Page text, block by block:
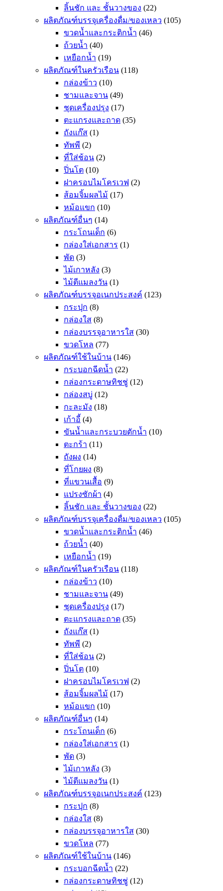
ลิ้นชัก และ ชั้นวางของ (22)
ผลิตภัณฑ์บรรจุเครื่องดื่ม/ของเหลว (105)
ขวดน้ำและกระติกน้ำ (46)
ถ้วยน้ำ (40)
เหยือกน้ำ (19)
ผลิตภัณฑ์ในครัวเรือน (118)
กล่องข้าว (10)
ชามและจาน (49)
ชุดเครื่องปรุง (17)
ตะแกรงและถาด (35)
ถังแก๊ส (1)
ทัพพี (2)
ที่ใส่ช้อน (2)
ปิ่นโต (10)
ฝาครอบไมโครเวฟ (2)
ส้อมจิ้มผลไม้ (17)
หม้อแขก (10)
ผลิตภัณฑ์อื่นๆ (14)
กระโถนเด็ก (6)
กล่องใส่เอกสาร (1)
พัด (3)
ไม้เกาหลัง (3)
ไม้ตีแมลงวัน (1)
ผลิตภัณฑ์บรรจุอเนกประสงค์ (123)
กระปุก (8)
กล่องใส (8)
กล่องบรรจุอาหารใส (30)
ขวดโหล (77)
ผลิตภัณฑ์ใช้ในบ้าน (146)
กระบอกฉีดน้ำ (22)
กล่องกระดาษทิชชู่ (12)
กล่องสบู่ (12)
กะละมัง (18)
เก้าอี้ (4)
ขันน้ำและกระบวยตักน้ำ (10)
ตะกร้า (11)
ถังผง (14)
ที่โกยผง (8)
ที่แขวนเสื้อ (9)
แปรงซักผ้า (4)
ลิ้นชัก และ ชั้นวางของ (22)
ผลิตภัณฑ์บรรจุเครื่องดื่ม/ของเหลว (105)
ขวดน้ำและกระติกน้ำ (46)
ถ้วยน้ำ (40)
เหยือกน้ำ (19)
ผลิตภัณฑ์ในครัวเรือน (118)
กล่องข้าว (10)
ชามและจาน (49)
ชุดเครื่องปรุง (17)
ตะแกรงและถาด (35)
ถังแก๊ส (1)
ทัพพี (2)
ที่ใส่ช้อน (2)
ปิ่นโต (10)
ฝาครอบไมโครเวฟ (2)
ส้อมจิ้มผลไม้ (17)
หม้อแขก (10)
ผลิตภัณฑ์อื่นๆ (14)
กระโถนเด็ก (6)
กล่องใส่เอกสาร (1)
พัด (3)
ไม้เกาหลัง (3)
ไม้ตีแมลงวัน (1)
ผลิตภัณฑ์บรรจุอเนกประสงค์ (123)
กระปุก (8)
กล่องใส (8)
กล่องบรรจุอาหารใส (30)
ขวดโหล (77)
ผลิตภัณฑ์ใช้ในบ้าน (146)
กระบอกฉีดน้ำ (22)
กล่องกระดาษทิชชู่ (12)